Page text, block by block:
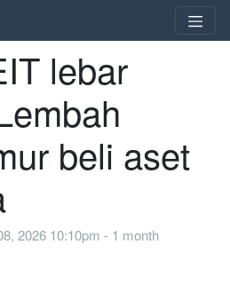
lebar
beli aset
2026 10:10pm - 1 month